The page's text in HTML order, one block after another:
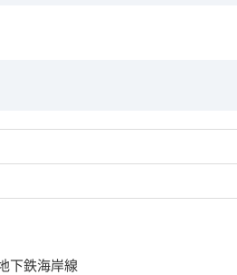
下鉄海岸線